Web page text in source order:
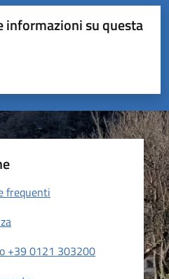
informazioni su questa
su 5
5
frequenti
+39 0121 303200